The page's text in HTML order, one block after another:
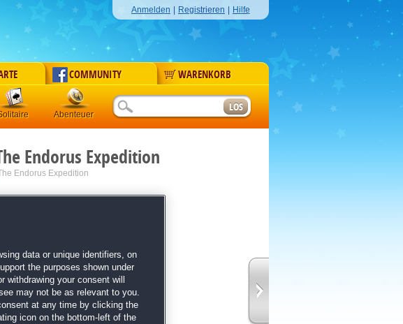
Anmelden Registrieren Hilfe
COMMUNITY WARENKORB
Abenteuer
Endorus Expedition
Endorus Expedition
Management-Abenteuer
Zivilisation
zerklüftete Berge und sonnige Strände
von
Campgrounds, dem Klick-
data or unique identifiers, on
the purposes shown under
your consent will
may not be as relevant to you.
at any time by clicking the
icon on the bottom-left of the